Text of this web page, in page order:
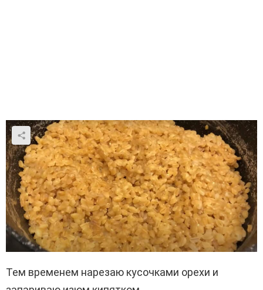
Тем временем нарезаю кусочками орехи и